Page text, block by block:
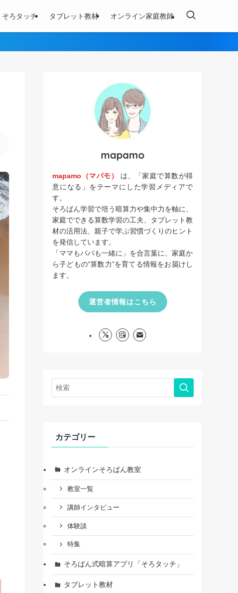
そろタッチ タブレット教材 オンライン家庭教師
mapamo
mapamo（マパモ） は、「家庭で算数が得
意になる」をテーマにした学習メディアで
す。
そろばん学習で培う暗算力や集中力を軸に、
家庭でできる算数学習の工夫、タブレット教
材の活用法、親子で学ぶ習慣づくりのヒント
を発信しています。
「ママもパパも一緒に」を合言葉に、家庭か
ら子どもの“算数力”を育てる情報をお届けし
ます。
運営者情報はこちら
カテゴリー
オンラインそろばん教室
教室一覧
講師インタビュー
体験談
特集
そろばん式暗算アプリ「そろタッチ」
タブレット教材